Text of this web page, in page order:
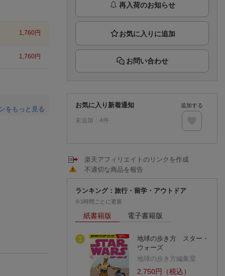
1,760円
1,760円
をもっと見る
再入荷のお知らせ
お問い合わせ
お気に入り新着通知
未追加： 4件
追加する
楽天アフィリエイトのリンクを作成
不適切な商品を報告
ランキング：旅行・留学・アウトドア
※1時間ごとに更新
紙書籍版 電子書籍版
1
地球の歩き方 スター・
ウォーズ
地球の歩き方編集室
2,750円（税込）